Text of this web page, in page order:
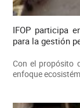
IFOP participa
para la gestión
Con el propósito
enfoque